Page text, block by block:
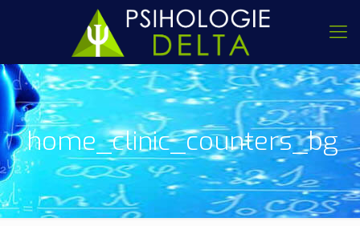
home_clinic_counters_bg